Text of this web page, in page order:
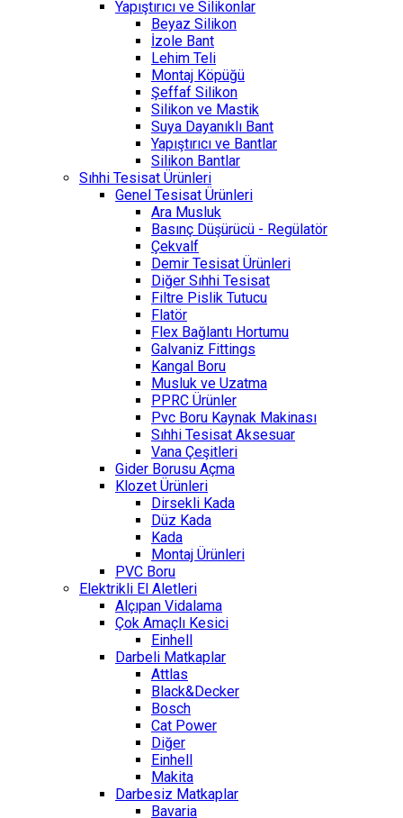
Yapıştırıcı ve Silikonlar
Beyaz Silikon
İzole Bant
Lehim Teli
Montaj Köpüğü
Şeffaf Silikon
Silikon ve Mastik
Suya Dayanıklı Bant
Yapıştırıcı ve Bantlar
Silikon Bantlar
Sıhhi Tesisat Ürünleri
Genel Tesisat Ürünleri
Ara Musluk
Basınç Düşürücü - Regülatör
Çekvalf
Demir Tesisat Ürünleri
Diğer Sıhhi Tesisat
Filtre Pislik Tutucu
Flatör
Flex Bağlantı Hortumu
Galvaniz Fittings
Kangal Boru
Musluk ve Uzatma
PPRC Ürünler
Pvc Boru Kaynak Makinası
Sıhhi Tesisat Aksesuar
Vana Çeşitleri
Gider Borusu Açma
Klozet Ürünleri
Dirsekli Kada
Düz Kada
Kada
Montaj Ürünleri
PVC Boru
Elektrikli El Aletleri
Alçıpan Vidalama
Çok Amaçlı Kesici
Einhell
Darbeli Matkaplar
Attlas
Black&Decker
Bosch
Cat Power
Diğer
Einhell
Makita
Darbesiz Matkaplar
Bavaria